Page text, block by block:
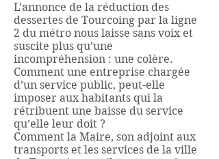
L’annonce de la réduction des
dessertes de Tourcoing par la ligne
2 du métro nous laisse sans voix et
suscite plus qu’une
incompréhension : une colère.
Comment une entreprise chargée
d’un service public, peut-elle
imposer aux habitants qui la
rétribuent une baisse du service
qu’elle leur doit ?
Comment la Maire, son adjoint aux
transports et les services de la ville